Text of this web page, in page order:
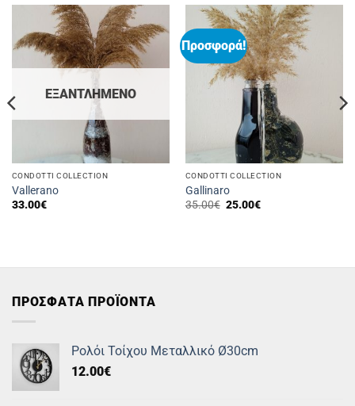
ΕΞΑΝΤΛΗΜΈΝΟ
CONDOTTI COLLECTION
Vallerano
33.00€
Προσφορά!
CONDOTTI COLLECTION
Gallinaro
35.00€ Original
25.00€Η
ΠΡΟΣΦΑΤΑ ΠΡΟΪΟΝΤΑ
Ρολόι Τοίχου Μεταλλικό Ø30cm
12.00€